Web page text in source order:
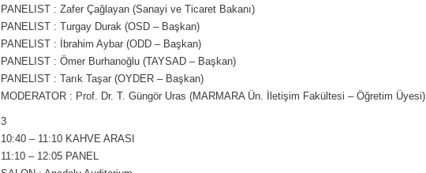
PANELIST : Zafer Çağlayan (Sanayi ve Ticaret Bakanı)
PANELIST : Turgay Durak (OSD – Başkan)
PANELIST : İbrahim Aybar (ODD – Başkan)
PANELIST : Ömer Burhanoğlu (TAYSAD – Başkan)
PANELIST : Tarık Taşar (OYDER – Başkan)
MODERATOR : Prof. Dr. T. Güngör Uras (MARMARA Ün. İletişim Fakültesi – Öğretim Üyesi)
3
10:40 – 11:10 KAHVE ARASI
11:10 – 12:05 PANEL